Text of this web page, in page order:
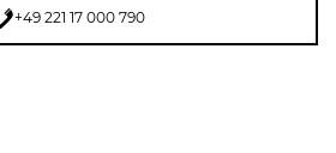
+49 221 17 000 790